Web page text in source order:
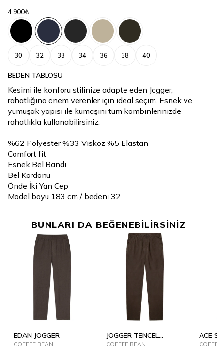
4.900₺
30 32 33 34 36 38 40
BEDEN TABLOSU
Kesimi ile konforu stilinize adapte eden Jogger,
rahatlığına önem verenler için ideal seçim. Esnek ve
yumuşak yapısı ile kumaşını tüm kombinlerinizde
rahatlıkla kullanabilirsiniz.
%62 Polyester %33 Viskoz %5 Elastan
Comfort fit
Esnek Bel Bandı
Bel Kordonu
Önde İki Yan Cep
Model boyu 183 cm / bedeni 32
BUNLARI DA BEĞENEBİLİRSİNİZ
EDAN JOGGER
COFFEE BEAN
JOGGER TENCEL
SUMMER
COFFEE BEAN
ACE